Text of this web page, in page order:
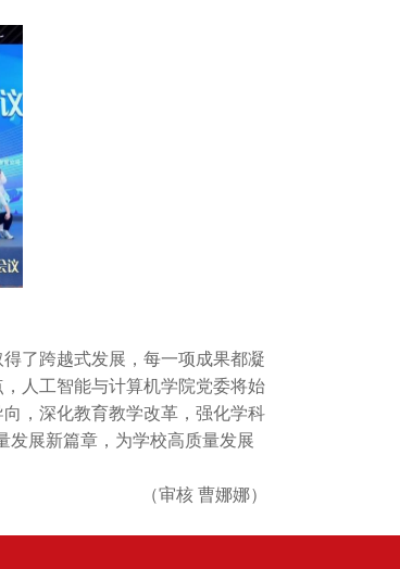
了跨越式发展，每一项成果都凝
人工智能与计算机学院党委将始
，深化教育教学改革，强化学科
发展新篇章，为学校高质量发展
（审核 曹娜娜）